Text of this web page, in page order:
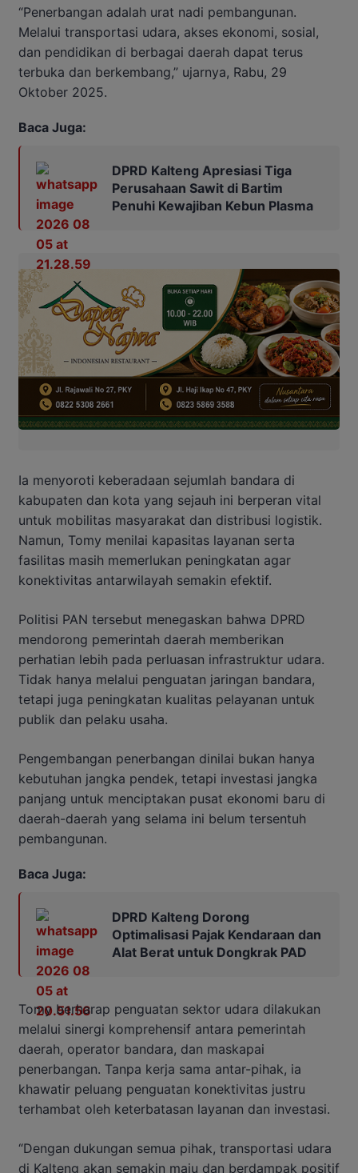
“Penerbangan adalah urat nadi pembangunan.
Melalui transportasi udara, akses ekonomi, sosial,
dan pendidikan di berbagai daerah dapat terus
terbuka dan berkembang,” ujarnya, Rabu, 29
Oktober 2025.
Baca Juga:
DPRD Kalteng Apresiasi Tiga
Perusahaan Sawit di Bartim
Penuhi Kewajiban Kebun Plasma
Ia menyoroti keberadaan sejumlah bandara di
kabupaten dan kota yang sejauh ini berperan vital
untuk mobilitas masyarakat dan distribusi logistik.
Namun, Tomy menilai kapasitas layanan serta
fasilitas masih memerlukan peningkatan agar
konektivitas antarwilayah semakin efektif.
Politisi PAN tersebut menegaskan bahwa DPRD
mendorong pemerintah daerah memberikan
perhatian lebih pada perluasan infrastruktur udara.
Tidak hanya melalui penguatan jaringan bandara,
tetapi juga peningkatan kualitas pelayanan untuk
publik dan pelaku usaha.
Pengembangan penerbangan dinilai bukan hanya
kebutuhan jangka pendek, tetapi investasi jangka
panjang untuk menciptakan pusat ekonomi baru di
daerah-daerah yang selama ini belum tersentuh
pembangunan.
Baca Juga:
DPRD Kalteng Dorong
Optimalisasi Pajak Kendaraan dan
Alat Berat untuk Dongkrak PAD
Tomy berharap penguatan sektor udara dilakukan
melalui sinergi komprehensif antara pemerintah
daerah, operator bandara, dan maskapai
penerbangan. Tanpa kerja sama antar-pihak, ia
khawatir peluang penguatan konektivitas justru
terhambat oleh keterbatasan layanan dan investasi.
“Dengan dukungan semua pihak, transportasi udara
di Kalteng akan semakin maju dan berdampak positif